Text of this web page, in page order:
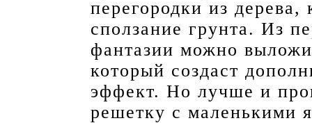
перегородки из
сползание грунта. Из
фантазии можно
который создаст
эффект. Но лучше и
решетку с маленькими